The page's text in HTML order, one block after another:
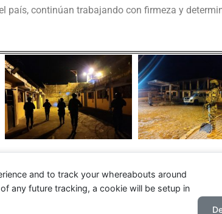
país, continúan trabajando con firmeza y
and to track your whereabouts around
any future tracking, a cookie will be setup in